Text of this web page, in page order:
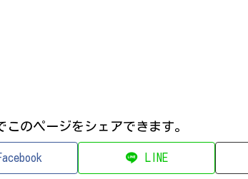
このページをシェアできます｡
LINE